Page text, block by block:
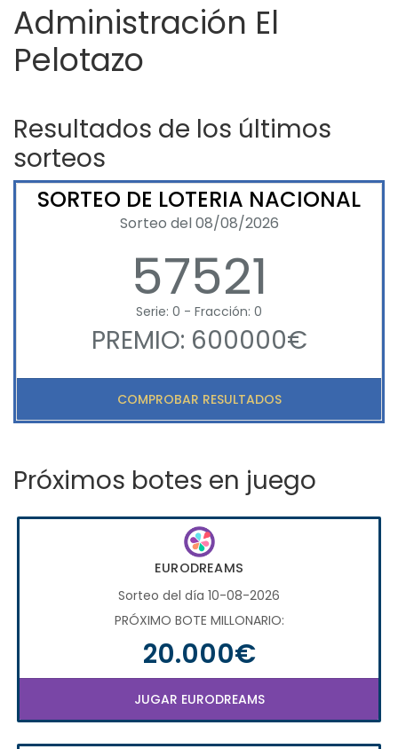
Administración El
Pelotazo
Resultados de los últimos
sorteos
SORTEO DE LOTERIA NACIONAL
Sorteo del 08/08/2026
57521
Serie: 0 - Fracción: 0
PREMIO: 600000€
COMPROBAR RESULTADOS
Próximos botes en juego
EURODREAMS
Sorteo del día 10-08-2026
PRÓXIMO BOTE MILLONARIO:
20.000€
JUGAR EURODREAMS